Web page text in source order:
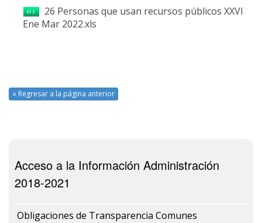
26 Personas que usan recursos públicos XXVI
Ene Mar 2022.xls
« Regresar a la página anterior
Acceso a la Información Administración
2018-2021
Obligaciones de Transparencia Comunes